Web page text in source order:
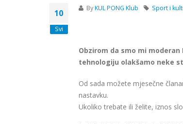
10
Svi
ByKUL PONG Klub Sport i
Obzirom da smo mi
tehnologiju olakšamo neke
Od sada možete mjesečne
nastavku.
Ukoliko trebate ili želite, iznos